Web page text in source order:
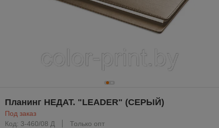
Планинг НЕДАТ. "LEADER" (СЕРЫЙ)
Под заказ
Код: 3-460/08 Д
Только опт